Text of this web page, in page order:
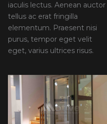
iaculis lectus. Aenean auctor
tellus ac erat fringilla
elementum. Praesent nisi
purus, tempor eget velit
eget, varius ultrices risus.